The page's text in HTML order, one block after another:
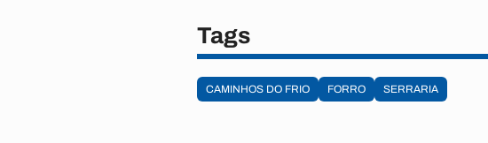
Tags
CAMINHOS DO FRIO FORRO SERRARIA